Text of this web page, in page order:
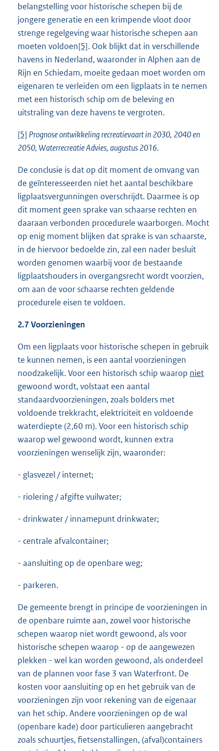
belangstelling voor historische schepen bij de
jongere generatie en een krimpende vloot door
strenge regelgeving waar historische schepen aan
moeten voldoen[5]. Ook blijkt dat in verschillende
havens in Nederland, waaronder in Alphen aan de
Rijn en Schiedam, moeite gedaan moet worden om
eigenaren te verleiden om een ligplaats in te nemen
met een historisch schip om de beleving en
uitstraling van deze havens te vergroten.
[5] Prognose ontwikkeling recreatievaart in 2030, 2040 en
2050, Waterrecreatie Advies, augustus 2016.
De conclusie is dat op dit moment de omvang van
de geïnteresseerden niet het aantal beschikbare
ligplaatsvergunningen overschrijdt. Daarmee is op
dit moment geen sprake van schaarse rechten en
daaraan verbonden procedurele waarborgen. Mocht
op enig moment blijken dat sprake is van schaarste,
in de hiervoor bedoelde zin, zal een nader besluit
worden genomen waarbij voor de bestaande
ligplaatshouders in overgangsrecht wordt voorzien,
om aan de voor schaarse rechten geldende
procedurele eisen te voldoen.
2.7 Voorzieningen
Om een ligplaats voor historische schepen in gebruik
te kunnen nemen, is een aantal voorzieningen
noodzakelijk. Voor een historisch schip waarop niet
gewoond wordt, volstaat een aantal
standaardvoorzieningen, zoals bolders met
voldoende trekkracht, elektriciteit en voldoende
waterdiepte (2,60 m). Voor een historisch schip
waarop wel gewoond wordt, kunnen extra
voorzieningen wenselijk zijn, waaronder:
- glasvezel / internet;
- riolering / afgifte vuilwater;
- drinkwater / innamepunt drinkwater;
- centrale afvalcontainer;
- aansluiting op de openbare weg;
- parkeren.
De gemeente brengt in principe de voorzieningen in
de openbare ruimte aan, zowel voor historische
schepen waarop niet wordt gewoond, als voor
historische schepen waarop - op de aangewezen
plekken - wel kan worden gewoond, als onderdeel
van de plannen voor fase 3 van Waterfront. De
kosten voor aansluiting op en het gebruik van de
voorzieningen zijn voor rekening van de eigenaar
van het schip. Andere voorzieningen op de wal
(openbare kade) door particulieren aangebracht
zoals schuurtjes, fietsenstallingen, (afval)containers